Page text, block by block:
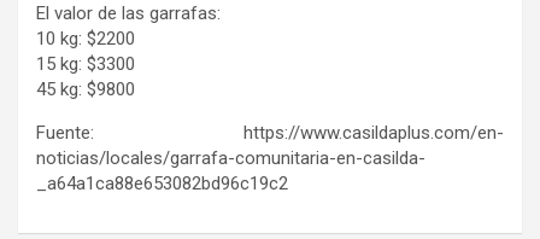
El valor de las garrafas:
10 kg: $2200
15 kg: $3300
45 kg: $9800
Fuente: https://www.casildaplus.com/en-
noticias/locales/garrafa-comunitaria-en-casilda-
_a64a1ca88e653082bd96c19c2